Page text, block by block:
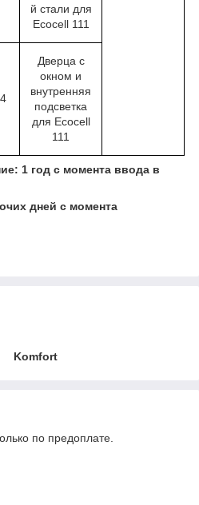
й стали для
Ecocell 111
Дверца с
окном и
внутренняя
подсветка
для Ecocell
111
1 год с момента ввода в
дней с момента
Komfort
по предоплате.